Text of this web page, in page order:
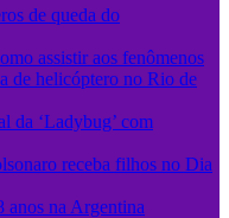
de queda do
assistir aos fenômenos
de helicóptero no Rio de
da ‘Ladybug’ com
receba filhos no Dia
anos na Argentina